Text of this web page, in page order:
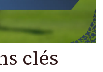
clés